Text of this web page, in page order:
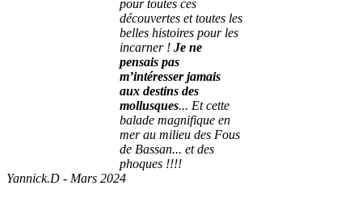
pour toutes ces
découvertes et toutes les
belles histoires pour les
incarner ! Je ne
pensais pas
m’intéresser jamais
aux destins des
mollusques... Et cette
balade magnifique en
mer au milieu des Fous
de Bassan... et des
phoques !!!!
Yannick.D - Mars 2024